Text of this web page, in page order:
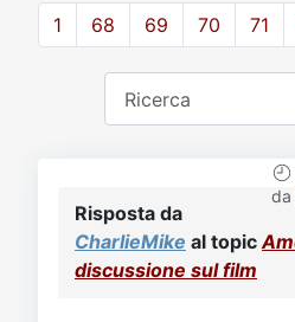
1 68 69 70 71
da
Risposta da
CharlieMike al topic
discussione sul film